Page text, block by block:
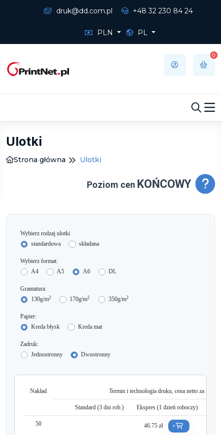
druk@dd.com.pl +48 32 230 84 24
PLN PL
0
Ulotki
Strona główna Ulotki
Poziom cen KOŃCOWY
Wybierz rodzaj ulotki
standardowa
składana
Wybierz format:
A4
A5 A6 DL
Gramatura:
130g/m2 170g/m2 350g/m2
Papier:
Kreda błysk
Kreda mat
Zadruk:
Jednostronny
Dwustronny
Nakład Termin i technologia druku, cena netto za nakład
Standard (3 dni rob.) Ekspres (1 dzień roboczy)
50 46.75 zł +